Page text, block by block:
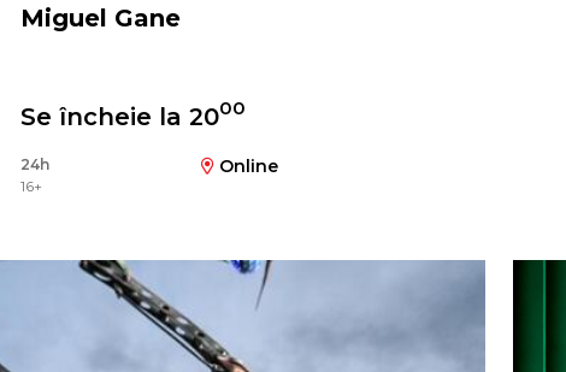
Miguel Gane
Cristina Alcázar
Se încheie la 2000
24h
16+
Online